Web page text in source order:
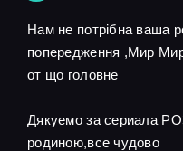
Нам не потрібна ваша
попередження ,Мир
от що головне
Дякуемо за сериала
родиною,все чудово